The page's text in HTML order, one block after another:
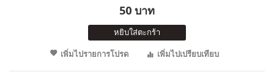
50 บาท
หยิบใส่ตะกร้า
เพิ่มไปรายการโปรด
เพิ่มไปเปรียบเทียบ